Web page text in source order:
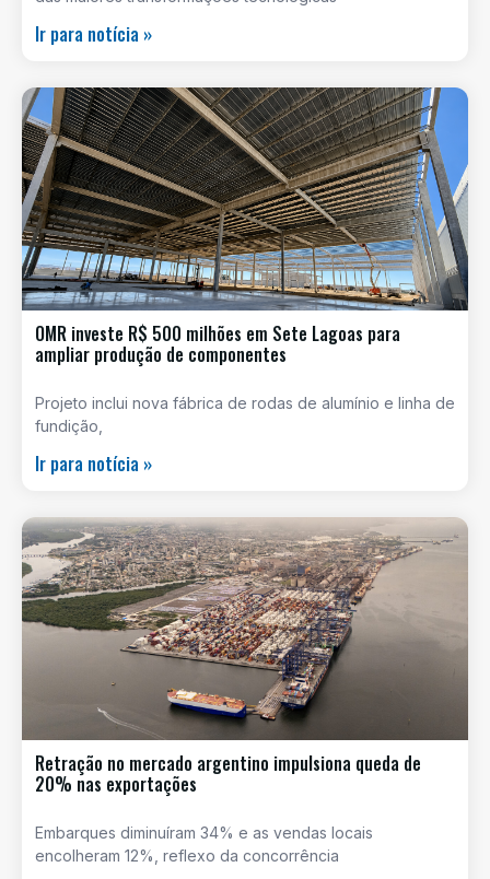
Ir para notícia »
OMR investe R$ 500 milhões em Sete Lagoas para
ampliar produção de componentes
Projeto inclui nova fábrica de rodas de alumínio e linha de
fundição,
Ir para notícia »
Retração no mercado argentino impulsiona queda de
20% nas exportações
Embarques diminuíram 34% e as vendas locais
encolheram 12%, reflexo da concorrência